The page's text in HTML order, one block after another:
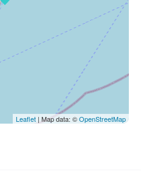
Leaflet | Map data: ©OpenStreetMap